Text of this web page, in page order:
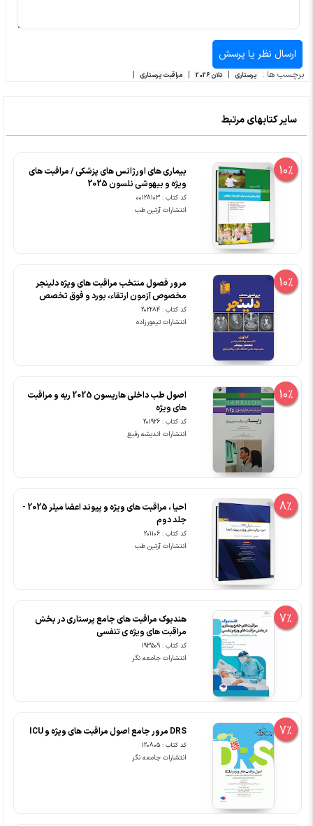
برچسب ها : پرستاری | تلان 2026 | مراقبت پرستاری |
سایر کتابهای مرتبط
10%
بیماری های اورژانس های پزشکی / مراقبت های
ویژه و بیهوشی نلسون 2025
کد کتاب : 00128103
انتشارات آرتین طب
10%
مرور فصول منتخب مراقبت های ویژه دلینجر
مخصوص آزمون ارتقاء، بورد و فوق تخصص
کد کتاب : 202284
انتشارات تیمورزاده
10%
اصول طب داخلی هاریسون 2025 ریه و مراقبت
های ویژه
کد کتاب : 201926
انتشارات اندیشه رفیع
8%
احیا ، مراقبت های ویژه و پیوند اعضا میلر 2025 -
جلد دوم
کد کتاب : 201106
انتشارات آرتین طب
7%
هندبوک مراقبت های جامع پرستاری در بخش
مراقبت های ویژه ی تنفسی
کد کتاب : 193509
انتشارات جامعه نگر
7% DRS مرور جامع اصول مراقبت های ویژه و ICU
کد کتاب : 120805
انتشارات جامعه نگر